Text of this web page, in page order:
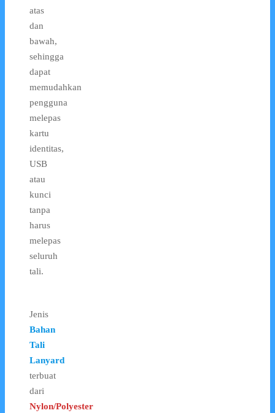
atas
dan
bawah,
sehingga
dapat
memudahkan
pengguna
melepas
kartu
identitas,
USB
atau
kunci
tanpa
harus
melepas
seluruh
tali.
Jenis
Bahan
Tali
Lanyard
terbuat
dari
Nylon/Polyester